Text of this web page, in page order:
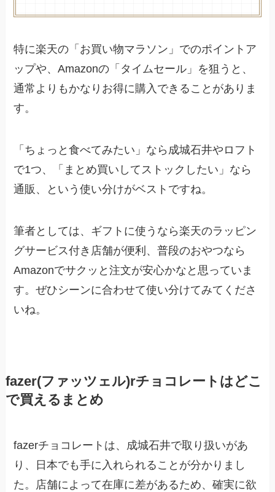
特に楽天の「お買い物マラソン」でのポイントア
ップや、Amazonの「タイムセール」を狙うと、
通常よりもかなりお得に購入できることがありま
す。
「ちょっと食べてみたい」なら成城石井やロフト
で1つ、「まとめ買いしてストックしたい」なら
通販、という使い分けがベストですね。
筆者としては、ギフトに使うなら楽天のラッピン
グサービス付き店舗が便利、普段のおやつなら
Amazonでサクッと注文が安心かなと思っていま
す。ぜひシーンに合わせて使い分けてみてくださ
いね。
fazer(ファッツェル)rチョコレートはどこ
で買えるまとめ
fazerチョコレートは、成城石井で取り扱いがあ
り、日本でも手に入れられることが分かりまし
た。店舗によって在庫に差があるため、確実に欲